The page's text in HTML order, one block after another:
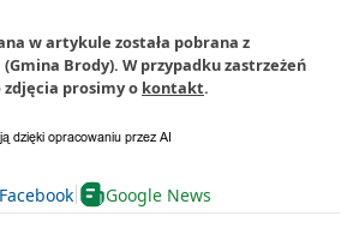
w artykule została pobrana z
Brody). W przypadku zastrzeżeń
prosimy o kontakt.
Facebook Google News